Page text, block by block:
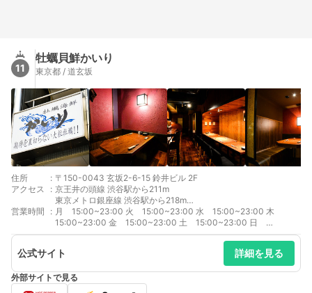
11
牡蠣貝鮮かいり
東京都 / 道玄坂
住所 : 〒150-0043 玄坂2-6-15 鈴井ビル 2F
アクセス
: 京王井の頭線 渋谷駅から211m
東京メトロ銀座線 渋谷駅から218m
JR山手線 渋谷駅から241m
東急田園都市線 渋谷駅から342m
営業時間 : 月 15:00~23:00 火 15:00~23:00 水 15:00~23:00 木
15:00~23:00 金 15:00~23:00 土 15:00~23:00 日
15:00~23:00
公式サイト 詳細を見る
外部サイトで見る